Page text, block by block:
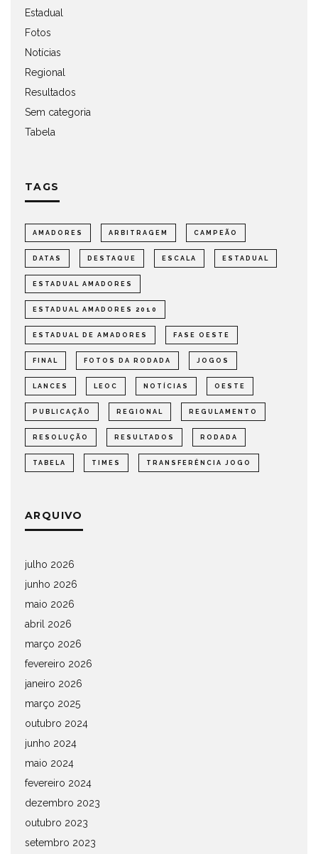
Estadual
Fotos
Notícias
Regional
Resultados
Sem categoria
Tabela
TAGS
AMADORES ARBITRAGEM CAMPEÃO
DATAS DESTAQUE ESCALA ESTADUAL
ESTADUAL AMADORES
ESTADUAL AMADORES 2010
ESTADUAL DE AMADORES FASE OESTE
FINAL FOTOS DA RODADA JOGOS
LANCES LEOC NOTÍCIAS OESTE
PUBLICAÇÃO REGIONAL REGULAMENTO
RESOLUÇÃO RESULTADOS RODADA
TABELA TIMES TRANSFERÊNCIA JOGO
ARQUIVO
julho 2026
junho 2026
maio 2026
abril 2026
março 2026
fevereiro 2026
janeiro 2026
março 2025
outubro 2024
junho 2024
maio 2024
fevereiro 2024
dezembro 2023
outubro 2023
setembro 2023